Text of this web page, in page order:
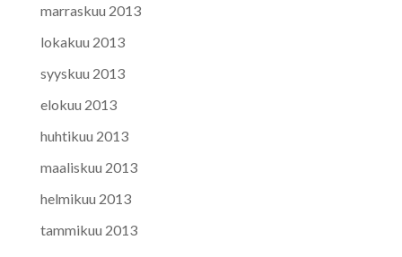
marraskuu 2013
lokakuu 2013
syyskuu 2013
elokuu 2013
huhtikuu 2013
maaliskuu 2013
helmikuu 2013
tammikuu 2013